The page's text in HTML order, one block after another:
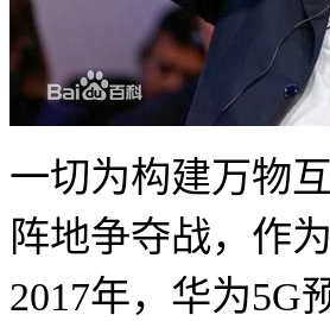
一切为构建万物
阵地争夺战，作
2017年，华为5G